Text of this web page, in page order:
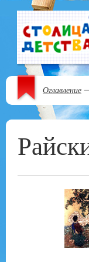
Оглавление